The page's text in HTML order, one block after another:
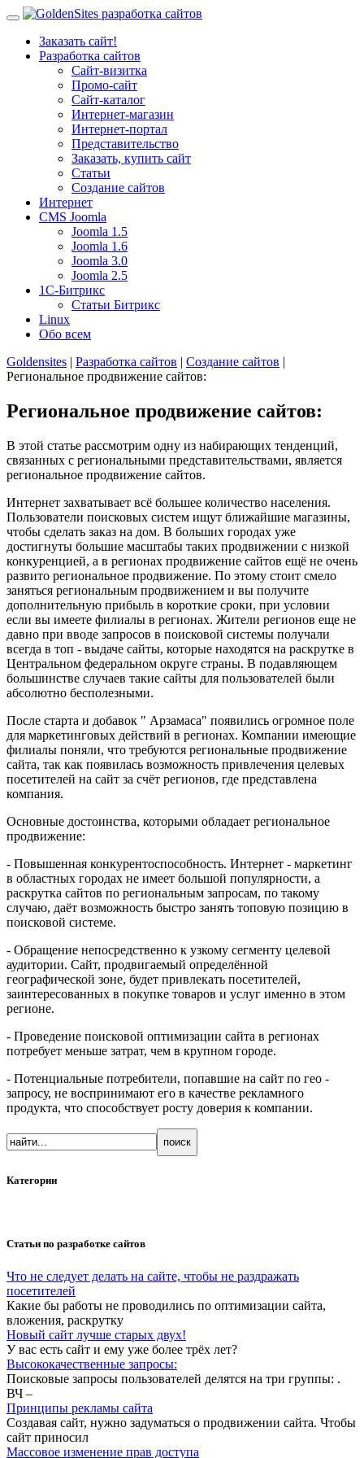
Заказать сайт!
Разработка сайтов
Сайт-визитка
Промо-сайт
Сайт-каталог
Интернет-магазин
Интернет-портал
Представительство
Заказать, купить сайт
Статьи
Создание сайтов
Интернет
CMS Joomla
Joomla 1.5
Joomla 1.6
Joomla 3.0
Joomla 2.5
1С-Битрикс
Статьи Битрикс
Linux
Обо всем
Goldensites | Разработка сайтов | Создание сайтов |
Региональное продвижение сайтов:
Региональное продвижение сайтов:
В этой статье рассмотрим одну из набирающих тенденций,
связанных с региональными представительствами, является
региональное продвижение сайтов.
Интернет захватывает всё большее количество населения.
Пользователи поисковых систем ищут ближайшие магазины,
чтобы сделать заказ на дом. В больших городах уже
достигнуты большие масштабы таких продвижении с низкой
конкуренцией, а в регионах продвижение сайтов ещё не очень
развито региональное продвижение. По этому стоит смело
заняться региональным продвижением и вы получите
дополнительную прибыль в короткие сроки, при условии
если вы имеете филиалы в регионах. Жители регионов еще не
давно при вводе запросов в поисковой системы получали
всегда в топ - выдаче сайты, которые находятся на раскрутке в
Центральном федеральном округе страны. В подавляющем
большинстве случаев такие сайты для пользователей были
абсолютно бесполезными.
После старта и добавок " Арзамаса" появились огромное поле
для маркетинговых действий в регионах. Компании имеющие
филиалы поняли, что требуются региональные продвижение
сайта, так как появилась возможность привлечения целевых
посетителей на сайт за счёт регионов, где представлена
компания.
Основные достоинства, которыми обладает региональное
продвижение:
- Повышенная конкурентоспособность. Интернет - маркетинг
в областных городах не имеет большой популярности, а
раскрутка сайтов по региональным запросам, по такому
случаю, даёт возможность быстро занять топовую позицию в
поисковой системе.
- Обращение непосредственно к узкому сегменту целевой
аудитории. Сайт, продвигаемый определённой
географической зоне, будет привлекать посетителей,
заинтересованных в покупке товаров и услуг именно в этом
регионе.
- Проведение поисковой оптимизации сайта в регионах
потребует меньше затрат, чем в крупном городе.
- Потенциальные потребители, попавшие на сайт по гео -
запросу, не воспринимают его в качестве рекламного
продукта, что способствует росту доверия к компании.
Категории
Статьи по разработке сайтов
Что не следует делать на сайте, чтобы не раздражать
посетителей
Какие бы работы не проводились по оптимизации сайта,
вложения, раскрутку
Новый сайт лучше старых двух!
У вас есть сайт и ему уже более трёх лет?
Высококачественные запросы:
Поисковые запросы пользователей делятся на три группы: .
ВЧ –
Принципы рекламы сайта
Создавая сайт, нужно задуматься о продвижении сайта. Чтобы
сайт приносил
Массовое изменение прав доступа